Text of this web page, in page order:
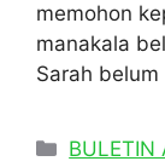
memohon
manakala
Sarah
BULETIN